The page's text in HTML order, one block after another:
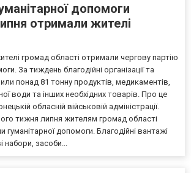
допомоги
отримали жителі
громад області отримали чергову партію
За тиждень благодійні організації та
понад 81 тонну продуктів, медикаментів,
води та інших необхідних товарів. Про це
обласній військовій адміністрації.
тижня липня жителям громад області
гуманітарної допомоги. Благодійні вантажі
набори, засоби...